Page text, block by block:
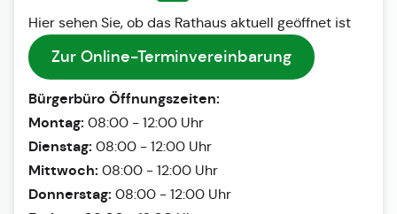
Hier sehen Sie, ob das Rathaus aktuell geöffnet ist
Zur Online-Terminvereinbarung
Bürgerbüro Öffnungszeiten:
Montag: 08:00 - 12:00 Uhr
Dienstag: 08:00 - 12:00 Uhr
Mittwoch: 08:00 - 12:00 Uhr
Donnerstag: 08:00 - 12:00 Uhr